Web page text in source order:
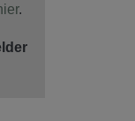
.